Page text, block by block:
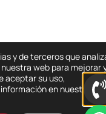
y de terceros que
web para mejorar
aceptar su uso,
en nuestra